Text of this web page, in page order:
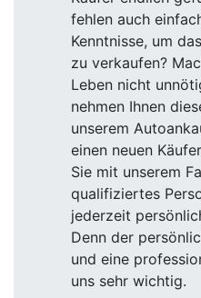
fehlen auch
Kenntnisse, um
zu verkaufen?
Leben nicht
nehmen Ihnen
unserem
einen neuen
Sie mit unserem
qualifiziertes
jederzeit
Denn der
und eine
uns sehr wichtig.